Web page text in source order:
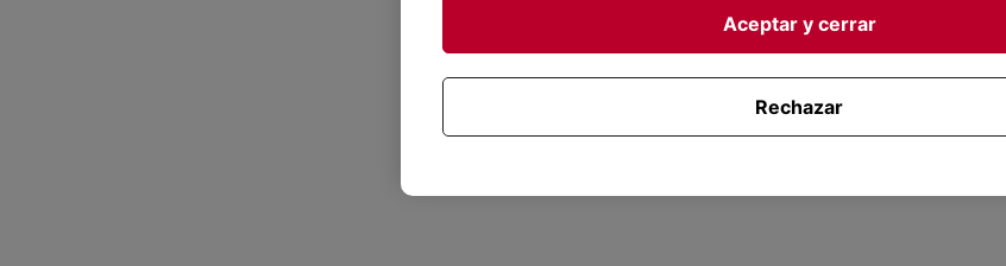
Aceptar y cerrar
Rechazar